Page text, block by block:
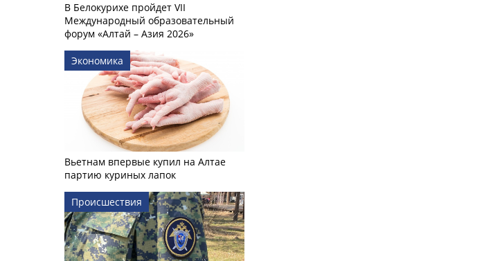
В Белокурихе пройдет VII
Международный образовательный
форум «Алтай – Азия 2026»
Экономика
Вьетнам впервые купил на Алтае
партию куриных лапок
Происшествия